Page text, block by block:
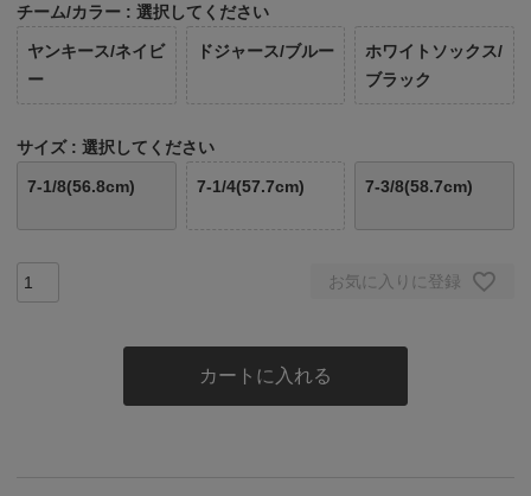
チーム/カラー 選択してください
ヤンキース/ネイビ
ー
ドジャース/ブルー
ホワイトソックス/
ブラック
サイズ 選択してください
7-1/8(56.8cm) 7-1/4(57.7cm) 7-3/8(58.7cm)
お気に入りに登録
カートに入れる